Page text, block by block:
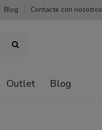
Blog Contacte con nosotros
Outlet Blog